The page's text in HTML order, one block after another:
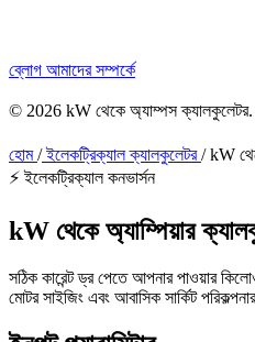
ব্লোগ আমাদের সম্পর্কে
© 2026 kW থেকে অ্যাম্পস ক্যালকুলেটর.
হোম/ইলেকট্রিক্যাল ক্যালকুলেটর/kW
⚡ ইলেকট্রিক্যাল কনভার্সন
kW থেকেঅ্যাম্পিয়ার
সঠিক কারেন্ট ড্র পেতে আপনার পাওয়ার
মোটর সাইজিং এবং আবাসিক সার্কিট